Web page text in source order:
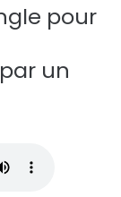
pour
un